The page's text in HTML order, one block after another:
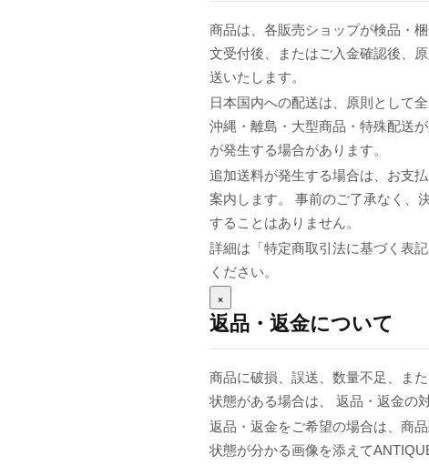
商品は、各販売ショップが検品・
文受付後、またはご入金確認後、
送いたします。
日本国内への配送は、原則として
沖縄・離島・大型商品・特殊配送
が発生する場合があります。
追加送料が発生する場合は、お支
案内します。 事前のご了承なく、
することはありません。
詳細は「特定商取引法に基づく表
ください。
×
返品・返金について
商品に破損、誤送、数量不足、ま
状態がある場合は、 返品・返金の
返品・返金をご希望の場合は、商
状態が分かる画像を添えて